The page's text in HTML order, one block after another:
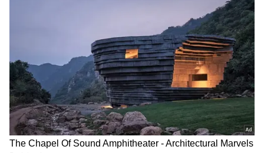
సంస్కృతం నుంచి వచ్చింది
ఈ పేరు వెనుక ఉన్న మొదటి కారణం తెలుసుకోవాలంటే
మనం కాస్త భాషా చరిత్రలోకి వెళ్లాలి. ఆకాశరామన్న అనే
పదం నిజానికి సంస్కృతంలోని ‘ఆకాశానామ్నా’ అనే పదం
నుండి పుట్టింది.
దీన్ని విడదీసి చూస్తే: ఆకాశం అంటే శూన్యం (ఏమీ